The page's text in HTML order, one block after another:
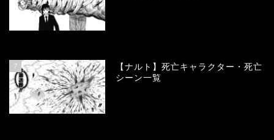
7
【ナルト】死亡キャラクター・死亡
シーン一覧